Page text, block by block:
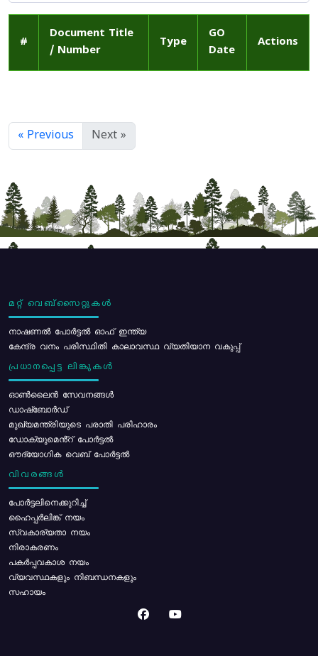
#
Document Title
/ Number
Type
GO
Date
Actions
« Previous Next »
മറ്റ് വെബ്സൈറ്റുകൾ
നാഷണൽ പോർട്ടൽ ഓഫ് ഇന്ത്യ
കേന്ദ്ര വനം പരിസ്ഥിതി കാലാവസ്ഥ വ്യതിയാന വകുപ്പ്
പ്രധാനപ്പെട്ട ലിങ്കുകൾ
ഓൺലൈൻ സേവനങ്ങൾ
ഡാഷ്ബോർഡ്
മുഖ്യമന്ത്രിയുടെ പരാതി പരിഹാരം
ഡോക്യുമെൻ്റ് പോർട്ടൽ
ഔദ്യോഗിക വെബ് പോർട്ടൽ
വിവരങ്ങൾ
പോര്‍ട്ടലിനെക്കുറിച്ച്
ഹൈപ്പർലിങ്ക് നയം
സ്വകാര്യതാ നയം
നിരാകരണം
പകർപ്പവകാശ നയം
വ്യവസ്ഥകളും നിബന്ധനകളും
സഹായം